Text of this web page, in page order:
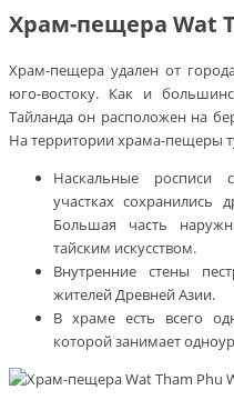
Храм-пещера Wat
Храм-пещера удален от
юго-востоку. Как и
Тайланда он расположен на
На территории храма-пещеры
Наскальные росписи
участках сохранились
Большая часть
тайским искусством.
Внутренние стены
жителей Древней Азии.
В храме есть всего
которой занимает